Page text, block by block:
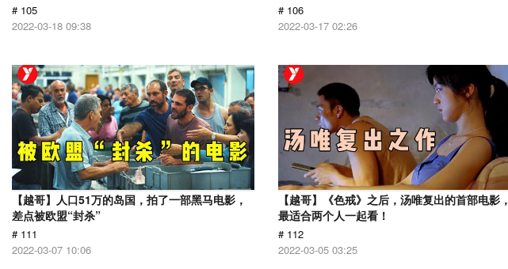
# 105
2022-03-18 09:38
# 106
2022-03-17 02:26
【越哥】人口51万的岛国，拍了一部黑马电影，
差点被欧盟“封杀”
# 111
2022-03-07 10:06
【越哥】《色戒》之后，汤唯复出的首部电影，
最适合两个人一起看！
# 112
2022-03-05 03:25